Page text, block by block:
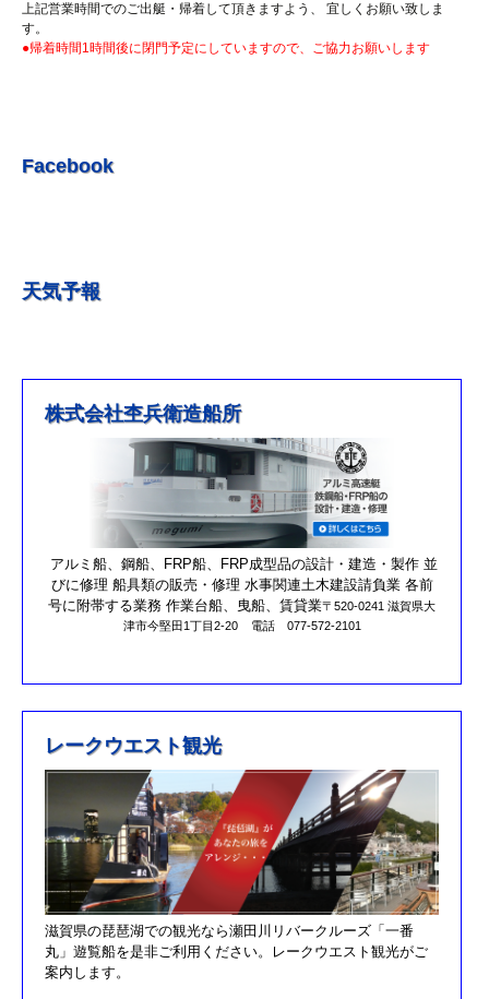
R5.7.3 釣果情報更新しました。
R5.5.20 釣果情報更新しました。
R5.3.25釣果情報更新しました。
R3/4/11釣果情報更新しました
R3/2/27果情報更新しました
R2/8/29果情報更新しました
営業時間を更新しました。
第17回オーナーズカップを更新しました。
R元/10/25クラブハウスのリニューアルが完了しました。
R元/8/25果情報更新しました
H30/11/7釣果情報更新しました
H30/9/30臨時休業のお知らせ！！
H30/9/24釣果情報更新しました
H30/7/21釣果情報更新しました
H30/4/21釣果情報更新しました
H30/3/3釣果情報更新しました
H30/2/17釣果情報更新しました
H30/2/8釣果情報更新しました
上記営業時間でのご出艇・帰着して頂きますよう、 宜しくお願い致しま
す。
●帰着時間1時間後に閉門予定にしていますので、ご協力お願いします
Facebook
天気予報
株式会社杢兵衛造船所
アルミ船、鋼船、FRP船、FRP成型品の設計・建造・製作 並
びに修理 船具類の販売・修理 水事関連土木建設請負業 各前
号に附帯する業務 作業台船、曳船、賃貸業〒520-0241 滋賀県大
津市今堅田1丁目2-20
電話 077-572-2101
レークウエスト観光
滋賀県の琵琶湖での観光なら瀬田川リバークルーズ「一番
丸」遊覧船を是非ご利用ください。レークウエスト観光がご
案内します。